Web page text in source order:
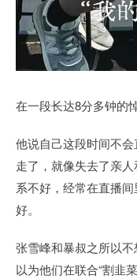
在一段长达8分多钟的
他说自己这段时间不
走了，就像失去了亲
系不好，经常在直播
好。
张雪峰和暴叔之所以
以为他们在联合“割韭菜